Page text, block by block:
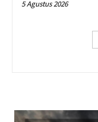
5 Agustus 2026